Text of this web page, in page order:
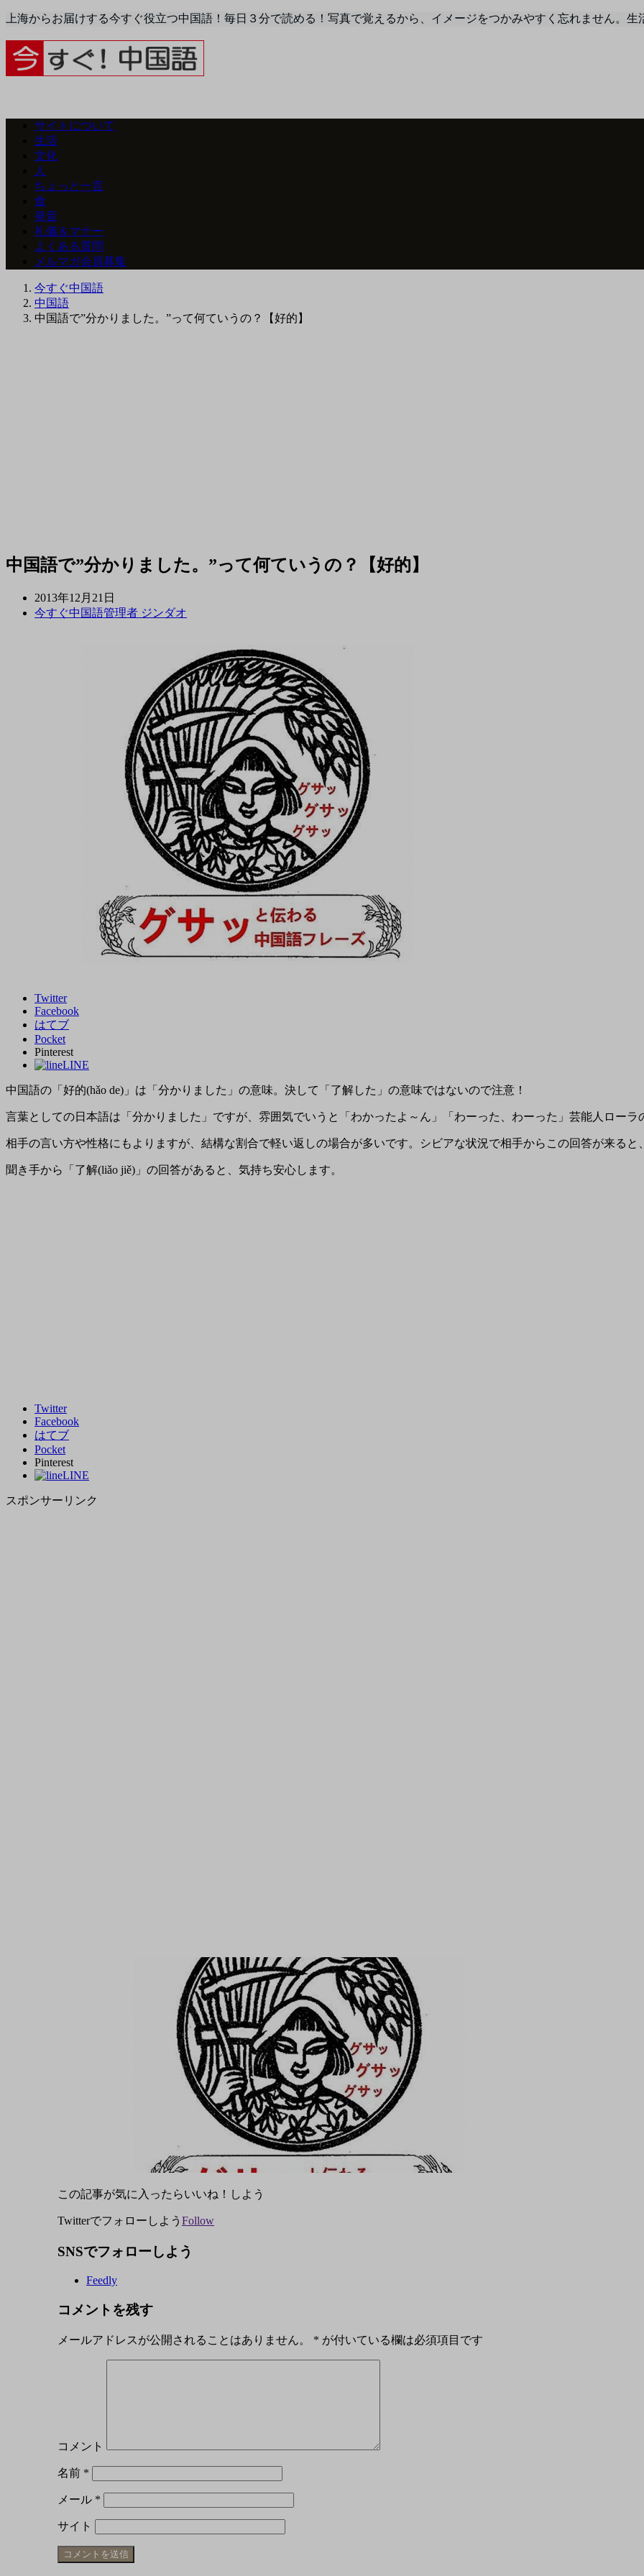
上海からお届けする今すぐ役立つ中国語！毎日３分で読める！写真で覚えるから、イメージをつかみやすく忘れません。
サイトについて
生活
文化
人
ちょっと一言
食
発音
礼儀＆マナー
よくある質問
メルマガ会員募集
今すぐ中国語
中国語
中国語で”分かりました。”って何ていうの？【好的】
中国語で”分かりました。”って何ていうの？【好的】
2013年12月21日
今すぐ中国語管理者 ジンダオ
Twitter
Facebook
はてブ
Pocket
Pinterest
LINE
中国語の「好的(hǎo de)」は「分かりました」の意味。決して「了解した」の意味ではないので注意！
言葉としての日本語は「分かりました」ですが、雰囲気でいうと「わかったよ～ん」「わーった、わーった」芸能人ロー
相手の言い方や性格にもよりますが、結構な割合で軽い返しの場合が多いです。シビアな状況で相手からこの回答が来る
聞き手から 「了解(liǎo jiě)」 の回答があると、気持ち安心します。
Twitter
Facebook
はてブ
Pocket
Pinterest
LINE
スポンサーリンク
この記事が気に入ったらいいね！しよう
Twitterでフォローしよう Follow
SNSでフォローしよう
Feedly
コメントを残す
メールアドレスが公開されることはありません。 * が付いている欄は必須項目です
コメント
名前 *
メール *
サイト